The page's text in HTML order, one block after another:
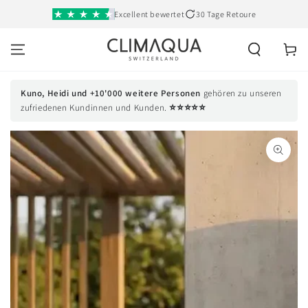
SKIP TO
CONTENT
Excellent bewertet 30 Tage Retoure
Cart
Kuno, Heidi und +10'000 weitere Personen gehören zu unseren
zufriedenen Kundinnen und Kunden.⭐⭐⭐⭐⭐
SKIP TO PRODUCT
INFORMATION